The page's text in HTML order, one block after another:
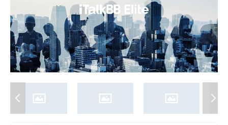
养老 非盈利组织